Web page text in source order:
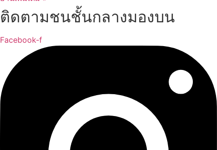
ติดตามชนชั้นกลางมองบน
Facebook-f